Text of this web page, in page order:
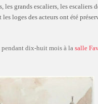
les grands escaliers, les escaliers
loges des acteurs ont été
dix-huit mois à la salle